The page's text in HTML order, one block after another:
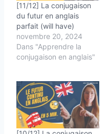
[11/12] La conjugaison
du futur en anglais
parfait (will have)
novembre 20, 2024
Dans "Apprendre la
conjugaison en anglais"